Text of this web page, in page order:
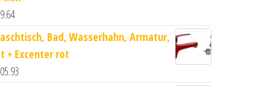
Bad, Wasserhahn, Armatur,
+ Excenter rot